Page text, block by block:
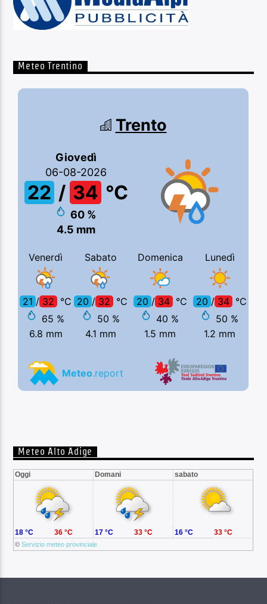
Meteo Trentino
Meteo Alto Adige
Oggi Domani sabato
©Servizio meteo provinciale
18 °C 36 °C 17 °C 33 °C 16 °C 33 °C